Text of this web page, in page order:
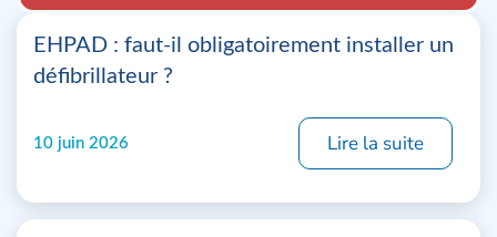
EHPAD : faut-il obligatoirement installer un
défibrillateur ?
10 juin 2026 Lire la suite